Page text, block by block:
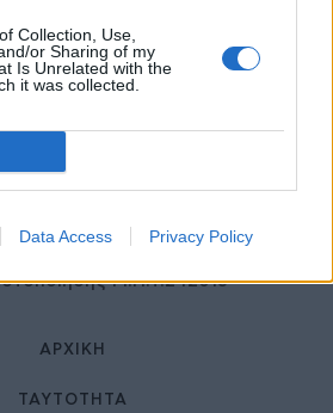
Collection, Use,
or Sharing of my
Is Unrelated with the
it was collected.
Data Access Privacy Policy
- All rights reserved.
Μ.Η.Τ.242013
ΑΡΧΙΚΉ
ΤΑΥΤΌΤΗΤΑ